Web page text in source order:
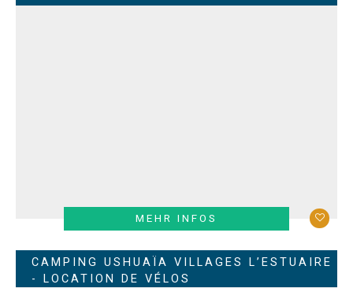
MEHR INFOS
CAMPING USHUAÏA VILLAGES L’ESTUAIRE
- LOCATION DE VÉLOS